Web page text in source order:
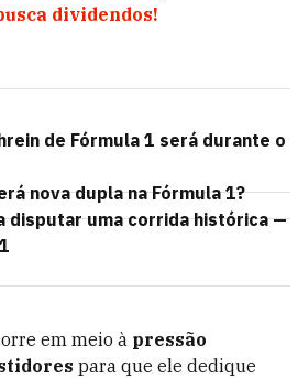
dividendos!
de Fórmula 1 será durante o
nova dupla na Fórmula 1?
disputar uma corrida histórica —
em meio à pressão
para que ele dedique